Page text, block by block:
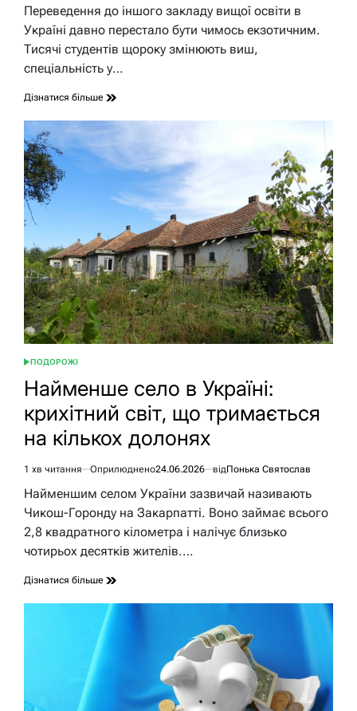
час
читання
Переведення до іншого закладу вищої освіти в
Україні давно перестало бути чимось екзотичним.
Тисячі студентів щороку змінюють виш,
спеціальність у…
Дізнатися більше
ОПУБЛІКУВАТИ
ПОДОРОЖІ
Найменше село в Україні:
крихітний світ, що тримається
на кількох долонях
Орієнтовний
час
1 хв читання Оприлюднено24.06.2026 відПонька Святослав
Найменшим селом України зазвичай називають
Чикош-Горонду на Закарпатті. Воно займає всього
2,8 квадратного кілометра і налічує близько
чотирьох десятків жителів.…
Дізнатися більше